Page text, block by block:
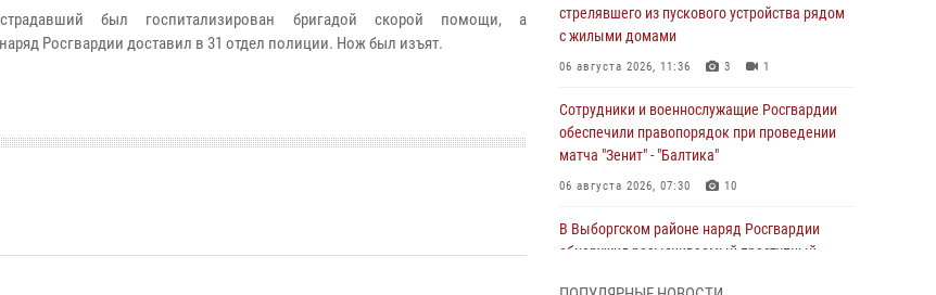
был госпитализирован бригадой скорой помощи, а
Росгвардии доставил в 31 отдел полиции. Нож был изъят.
стрелявшего из пускового устройства рядом
с жилыми домами
06 августа 2026, 11:36 3 1
Сотрудники и военнослужащие Росгвардии
обеспечили правопорядок при проведении
матча "Зенит" - "Балтика"
06 августа 2026, 07:30 10
В Выборгском районе наряд Росгвардии
обнаружил разыскиваемый преступный